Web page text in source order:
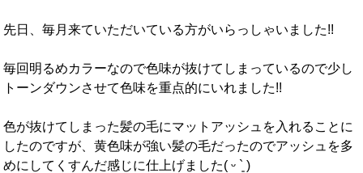
先日、毎月来ていただいている方がいらっしゃいました!!
毎回明るめカラーなので色味が抜けてしまっているので少し
トーンダウンさせて色味を重点的にいれました!!
色が抜けてしまった髪の毛にマットアッシュを入れることに
したのですが、黄色味が強い髪の毛だったのでアッシュを多
めにしてくすんだ感じに仕上げました( ᵕ `͈ )